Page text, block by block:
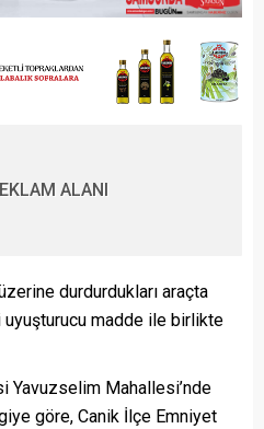
ALANI
durdurdukları araçta
uyuşturucu madde ile birlikte
Yavuzselim Mahallesi’nde
göre, Canik İlçe Emniyet